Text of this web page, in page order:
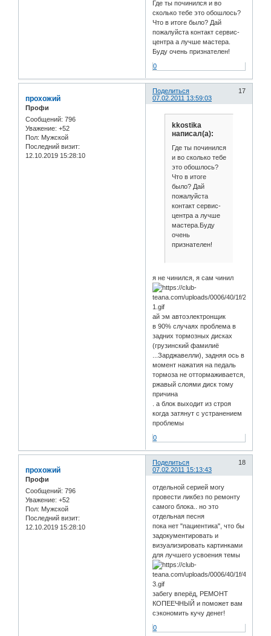
Где ты починился и во
сколько тебе это обошлось?
Что в итоге было? Дай
пожалуйста контакт сервис-
центра а лучше мастера.
Буду очень признателен!
0
Поделиться
17
07.02.2011 13:59:03
прохожий
Профи
Сообщений: 796
Уважение: +52
Пол: Мужской
Последний визит:
12.10.2019 15:28:10
kkostika
написал(а):
Где ты починился
и во сколько тебе
это обошлось?
Что в итоге
было? Дай
пожалуйста
контакт сервис-
центра а лучше
мастера.Буду
очень
признателен!
я не чинился, я сам чинил
ай эм автоэлектронщик
в 90% случаях проблема в
задних тормозных дисках
(грузинский фамилиё
...Зарджавелли), задняя ось в
момент нажатия на педаль
тормоза не оттормаживается,
ржавый слоями диск тому
причина
. а блок выходит из строя
когда затянут с устранением
проблемы
0
Поделиться
18
07.02.2011 15:13:43
прохожий
Профи
Сообщений: 796
Уважение: +52
Пол: Мужской
Последний визит:
12.10.2019 15:28:10
отдельной серией могу
провести ликбез по ремонту
самого блока.. но это
отдельная песня
пока нет "пациентика", что бы
задокументировать и
визуализировать картинками
для лучшего усвоения темы
забегу вперёд, РЕМОНТ
КОПЕЕЧНЫЙ и поможет вам
сэкономить кучу денег!
0